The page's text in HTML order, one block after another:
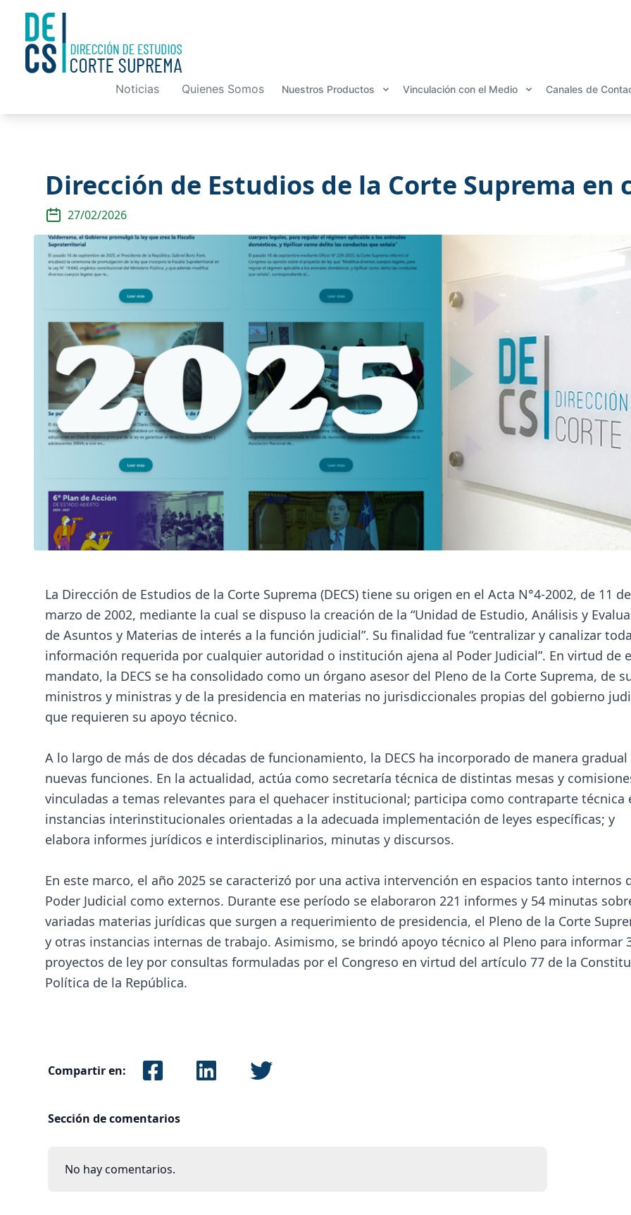
Noticias Quienes Somos Nuestros Productos Vinculación con el Medio Canales de
Dirección de Estudios de la Corte Suprema en
27/02/2026
La Dirección de Estudios de la Corte Suprema (DECS) tiene su origen en el Acta N°4-2002, de 11 de
marzo de 2002, mediante la cual se dispuso la creación de la “Unidad de Estudio, Análisis y
de Asuntos y Materias de interés a la función judicial”. Su finalidad fue “centralizar y canalizar
información requerida por cualquier autoridad o institución ajena al Poder Judicial”. En virtud de
mandato, la DECS se ha consolidado como un órgano asesor del Pleno de la Corte Suprema, de
ministros y ministras y de la presidencia en materias no jurisdiccionales propias del gobierno
que requieren su apoyo técnico.
A lo largo de más de dos décadas de funcionamiento, la DECS ha incorporado de manera gradual
nuevas funciones. En la actualidad, actúa como secretaría técnica de distintas mesas y
vinculadas a temas relevantes para el quehacer institucional; participa como contraparte técnica
instancias interinstitucionales orientadas a la adecuada implementación de leyes específicas; y
elabora informes jurídicos e interdisciplinarios, minutas y discursos.
En este marco, el año 2025 se caracterizó por una activa intervención en espacios tanto internos
Poder Judicial como externos. Durante ese período se elaboraron 221 informes y 54 minutas
variadas materias jurídicas que surgen a requerimiento de presidencia, el Pleno de la Corte
y otras instancias internas de trabajo. Asimismo, se brindó apoyo técnico al Pleno para informar
proyectos de ley por consultas formuladas por el Congreso en virtud del artículo 77 de la
Política de la República.
Compartir en:
Sección de comentarios
No hay comentarios.